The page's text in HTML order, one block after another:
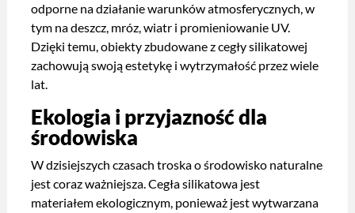
odporne na działanie warunków atmosferycznych, w
tym na deszcz, mróz, wiatr i promieniowanie UV.
Dzięki temu, obiekty zbudowane z cegły silikatowej
zachowują swoją estetykę i wytrzymałość przez wiele
lat.
Ekologia i przyjazność dla
środowiska
W dzisiejszych czasach troska o środowisko naturalne
jest coraz ważniejsza. Cegła silikatowa jest
materiałem ekologicznym, ponieważ jest wytwarzana